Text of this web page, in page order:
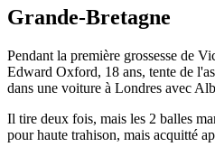
Grande-Bretagne
Pendant la première grossesse de
Edward Oxford, 18 ans, tente de
dans une voiture à Londres avec
Il tire deux fois, mais les 2 balles
pour haute trahison, mais acquitté